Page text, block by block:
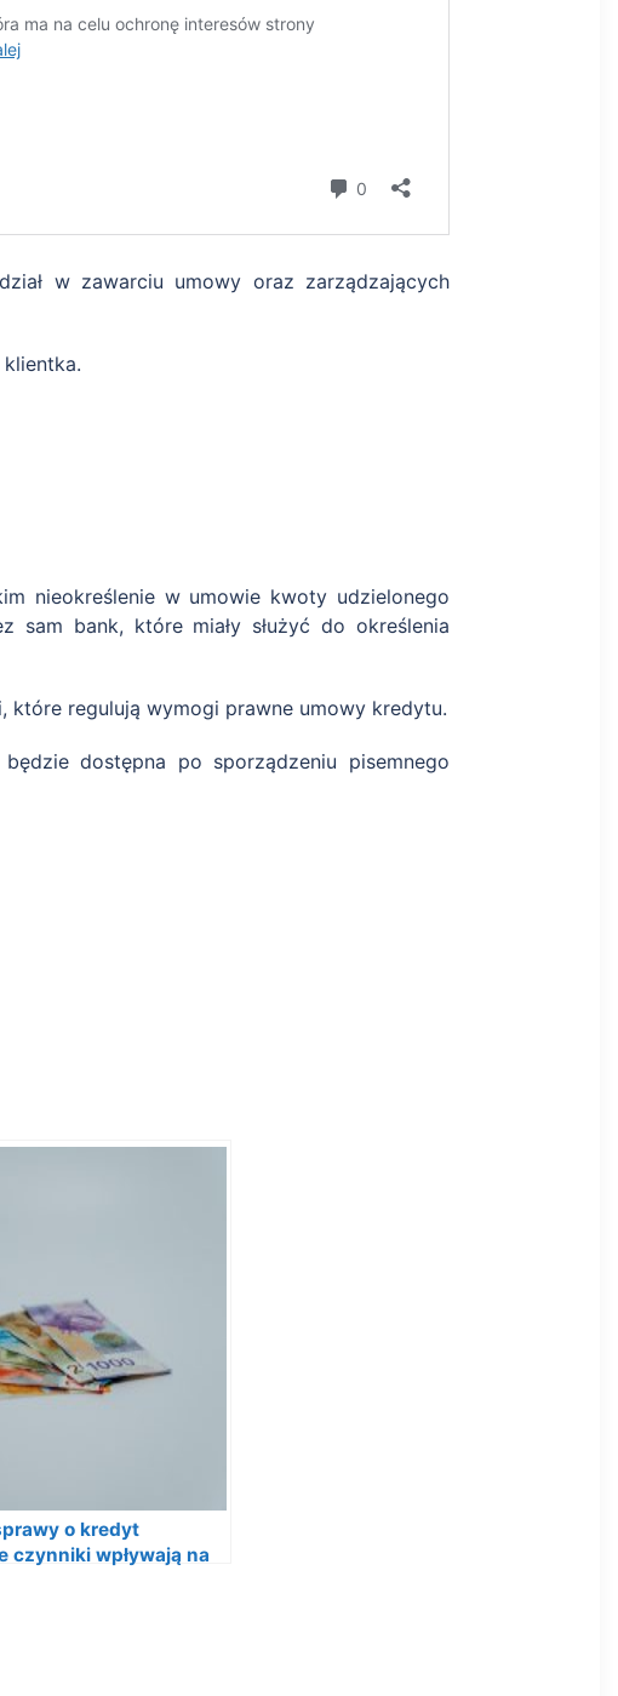
w zawarciu umowy oraz zarządzających
nieokreślenie w umowie kwoty udzielonego
bank, które miały służyć do określenia
które regulują wymogi prawne umowy kredytu.
dostępna po sporządzeniu pisemnego
o kredyt
czynniki wpływają na